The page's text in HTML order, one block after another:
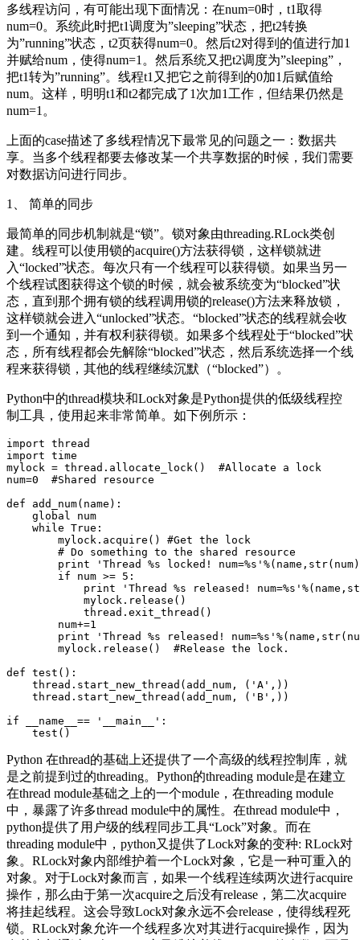
多线程访问，有可能出现下面情况：在num=0时，t1取得
num=0。系统此时把t1调度为”sleeping”状态，把t2转换
为”running”状态，t2页获得num=0。然后t2对得到的值进行加1
并赋给num，使得num=1。然后系统又把t2调度为”sleeping”，
把t1转为”running”。线程t1又把它之前得到的0加1后赋值给
num。这样，明明t1和t2都完成了1次加1工作，但结果仍然是
num=1。
上面的case描述了多线程情况下最常见的问题之一：数据共
享。当多个线程都要去修改某一个共享数据的时候，我们需要
对数据访问进行同步。
1、 简单的同步
最简单的同步机制就是“锁”。锁对象由threading.RLock类创
建。线程可以使用锁的acquire()方法获得锁，这样锁就进
入“locked”状态。每次只有一个线程可以获得锁。如果当另一
个线程试图获得这个锁的时候，就会被系统变为“blocked”状
态，直到那个拥有锁的线程调用锁的release()方法来释放锁，
这样锁就会进入“unlocked”状态。“blocked”状态的线程就会收
到一个通知，并有权利获得锁。如果多个线程处于“blocked”状
态，所有线程都会先解除“blocked”状态，然后系统选择一个线
程来获得锁，其他的线程继续沉默（“blocked”）。
Python中的thread模块和Lock对象是Python提供的低级线程控
制工具，使用起来非常简单。如下例所示：
import thread
import time
mylock = thread.allocate_lock()  #Allocate a lock
num=0  #Shared resource
def add_num(name):
    global num
    while True:
        mylock.acquire() #Get the lock
        # Do something to the shared resource
print 'Thread %s locked!
        if num >= 5:
print 'Thread %s released!
            mylock.release()
            thread.exit_thread()
        num+=1
print 'Thread %s released!
        mylock.release()  #Release the lock.
def test():
    thread.start_new_thread(add_num, ('A',))
    thread.start_new_thread(add_num, ('B',))
if __name__== '__main__':
Python 在thread的基础上还提供了一个高级的线程控制库，就
是之前提到过的threading。Python的threading module是在建立
在thread module基础之上的一个module，在threading module
中，暴露了许多thread module中的属性。在thread module中，
python提供了用户级的线程同步工具“Lock”对象。而在
threading module中，python又提供了Lock对象的变种: RLock对
象。RLock对象内部维护着一个Lock对象，它是一种可重入的
对象。对于Lock对象而言，如果一个线程连续两次进行acquire
操作，那么由于第一次acquire之后没有release，第二次acquire
将挂起线程。这会导致Lock对象永远不会release，使得线程死
锁。RLock对象允许一个线程多次对其进行acquire操作，因为